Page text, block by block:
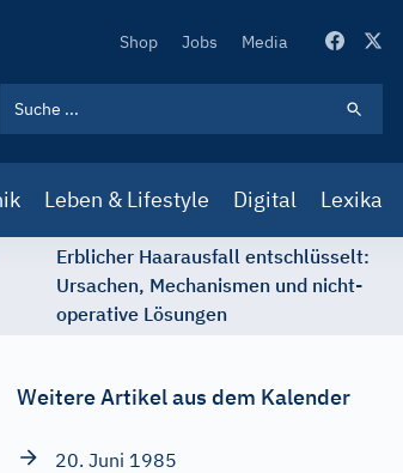
Secondary
Shop Jobs Media
Leben & Lifestyle Digital Lexika
Erblicher Haarausfall entschlüsselt:
Ursachen, Mechanismen und nicht-
operative Lösungen
Weitere Artikel aus dem Kalender
20. Juni 1985